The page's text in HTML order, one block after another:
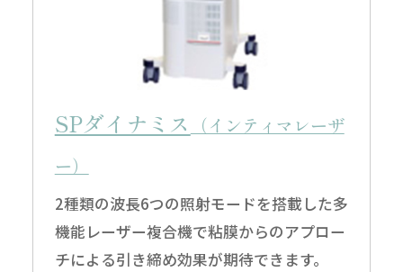
SPダイナミス
（インティマレーザ
ー）
2種類の波長6つの照射モードを搭載した多
機能レーザー複合機で粘膜からのアプロー
チによる引き締め効果が期待できます。